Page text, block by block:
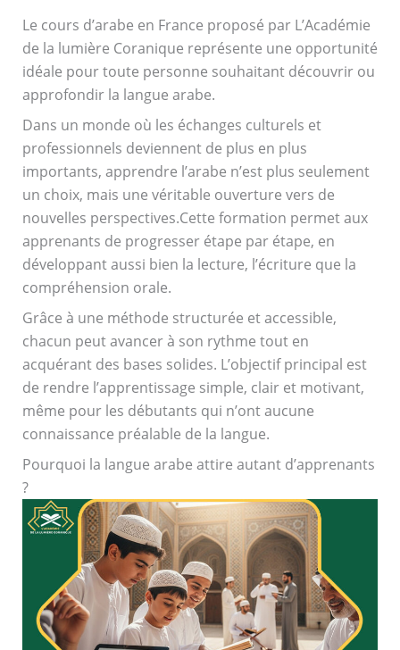
Le cours d’arabe en France proposé par L’Académie
de la lumière Coranique représente une opportunité
idéale pour toute personne souhaitant découvrir ou
approfondir la langue arabe.
Dans un monde où les échanges culturels et
professionnels deviennent de plus en plus
importants, apprendre l’arabe n’est plus seulement
un choix, mais une véritable ouverture vers de
nouvelles perspectives.Cette formation permet aux
apprenants de progresser étape par étape, en
développant aussi bien la lecture, l’écriture que la
compréhension orale.
Grâce à une méthode structurée et accessible,
chacun peut avancer à son rythme tout en
acquérant des bases solides. L’objectif principal est
de rendre l’apprentissage simple, clair et motivant,
même pour les débutants qui n’ont aucune
connaissance préalable de la langue.
Pourquoi la langue arabe attire autant d’apprenants
?